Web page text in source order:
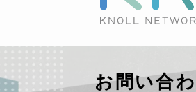
お問い合